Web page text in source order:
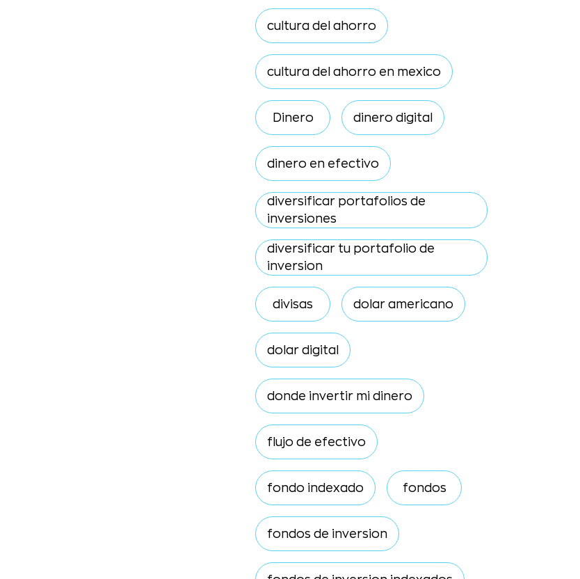
cultura del ahorro
cultura del ahorro en mexico
Dinero dinero digital
dinero en efectivo
diversificar portafolios de
inversiones
diversificar tu portafolio de
inversion
divisas dolar americano
dolar digital
donde invertir mi dinero
flujo de efectivo
fondo indexado fondos
fondos de inversion